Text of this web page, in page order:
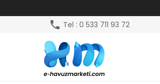
phone Tel : 0 533 711 93 72